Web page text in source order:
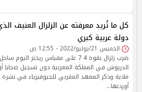
كل ما تُريد معرفته عن الزلزال العنيف
دولة عربية كبري
الخميس 21/يوليو/2022 - 12:55 ص
ضرب زلزال بقوة 4 7 على مقياس ريختر اليوم
الدريوش في المملكة المغربية دون تسجيل ضحايا
مادية وذكر المعهد المغربي للجيوفيزياء في نشرة
أوردتها…